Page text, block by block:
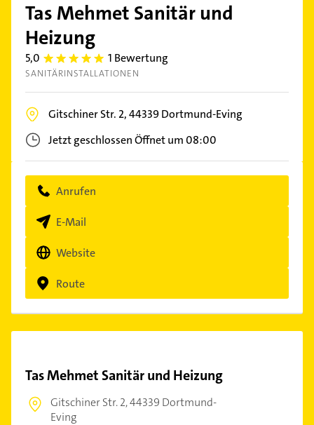
Tas Mehmet Sanitär und
Heizung
5,0 5.0 1 Bewertung
SANITÄRINSTALLATIONEN
Gitschiner Str. 2,44339Dortmund-Eving
Jetzt geschlossenÖffnet um 08:00
Anrufen
E-Mail
Website
Route
Tas Mehmet Sanitär und Heizung
Gitschiner Str. 2,44339 Dortmund-
Eving